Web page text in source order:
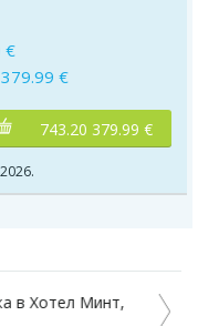
€
€
743.20 379.99 €
Минт, Равда!